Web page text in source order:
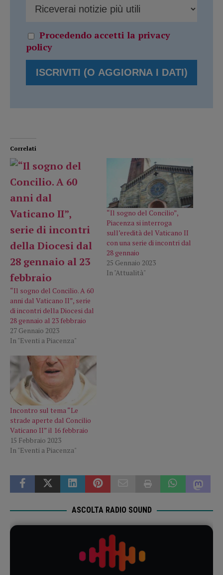
Procedendo accetti la privacy
policy
Correlati
“Il sogno del Concilio. A 60
anni dal Vaticano II”, serie
di incontri della Diocesi dal
28 gennaio al 23 febbraio
27 Gennaio 2023
In "Eventi a Piacenza"
“Il sogno del Concilio”,
Piacenza si interroga
sull’eredità del Vaticano II
con una serie di incontri dal
28 gennaio
25 Gennaio 2023
In "Attualità"
Incontro sul tema “Le
strade aperte dal Concilio
Vaticano II” il 16 febbraio
15 Febbraio 2023
In "Eventi a Piacenza"
ASCOLTA RADIO SOUND